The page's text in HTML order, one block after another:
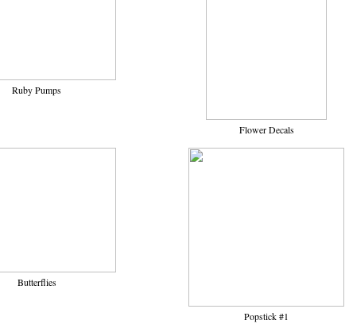
Ruby Pumps
Flower Decals
Butterflies
Popstick #1